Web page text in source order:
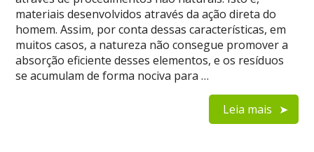
materiais desenvolvidos através da ação direta do
homem. Assim, por conta dessas características, em
muitos casos, a natureza não consegue promover a
absorção eficiente desses elementos, e os resíduos
se acumulam de forma nociva para …
Leia mais